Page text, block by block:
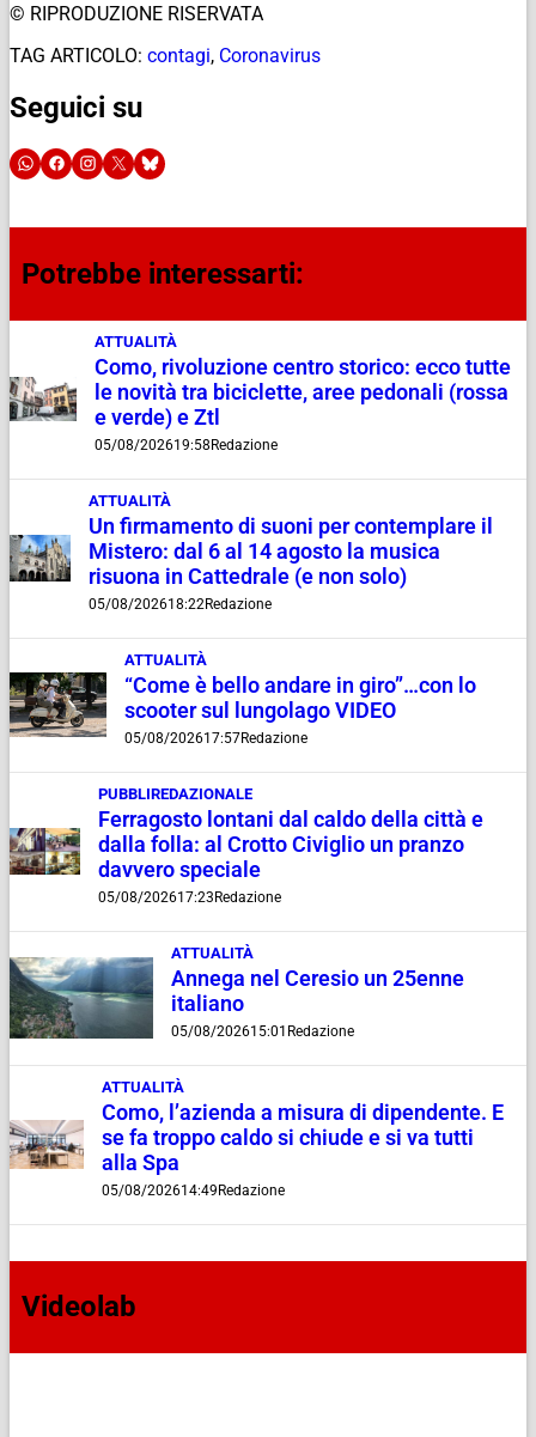
© RIPRODUZIONE RISERVATA
TAG ARTICOLO: contagi, Coronavirus
Seguici su
Potrebbe interessarti:
ATTUALITÀ
Como, rivoluzione centro storico: ecco tutte
le novità tra biciclette, aree pedonali (rossa
e verde) e Ztl
05/08/202619:58Redazione
ATTUALITÀ
Un firmamento di suoni per contemplare il
Mistero: dal 6 al 14 agosto la musica
risuona in Cattedrale (e non solo)
05/08/202618:22Redazione
ATTUALITÀ
“Come è bello andare in giro”…con lo
scooter sul lungolago VIDEO
05/08/202617:57Redazione
PUBBLIREDAZIONALE
Ferragosto lontani dal caldo della città e
dalla folla: al Crotto Civiglio un pranzo
davvero speciale
05/08/202617:23Redazione
ATTUALITÀ
Annega nel Ceresio un 25enne
italiano
05/08/202615:01 Redazione
ATTUALITÀ
Como, l’azienda a misura di dipendente. E
se fa troppo caldo si chiude e si va tutti
alla Spa
05/08/202614:49Redazione
Videolab